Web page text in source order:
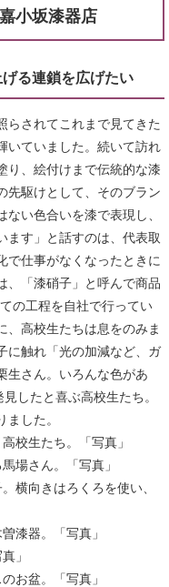
小坂漆器店
る連鎖を広げたい
されてこれまで見てきた
いていました。続いて訪れ
り、絵付けまで伝統的な漆
先駆けとして、そのブラン
い色合いを漆で表現し、
ます」と話すのは、代表取
で仕事がなくなったときに
、「漆硝子」と呼んで商品
の工程を自社で行ってい
、高校生たちは息をのみま
に触れ「光の加減など、ガ
生さん。いろんな色があ
したと喜ぶ高校生たち。
した。
校生たち。「写真」
場さん。「写真」
横向きはろくろを使い、
漆器。「写真」
」
お盆。「写真」